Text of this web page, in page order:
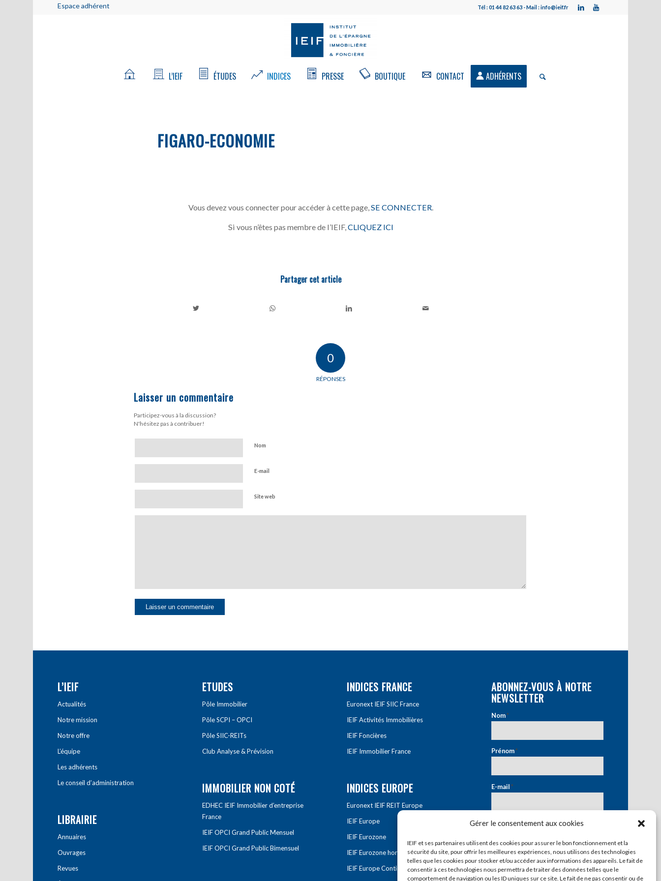
Gérer le consentement aux cookies
IEIF et ses partenaires utilisent des cookies pour assurer le bon fonctionnement et la
sécurité du site, pour offrir les meilleures expériences, nous utilisons des technologies
telles que les cookies pour stocker et/ou accéder aux informations des appareils. Le fait de
consentir à ces technologies nous permettra de traiter des données telles que le
comportement de navigation ou les ID uniques sur ce site. Le fait de ne pas consentir ou de
Espace adhérent Tél : 01 44 82 63 63 - Mail : info@ieif.fr
L’IEIF ÉTUDES INDICES PRESSE BOUTIQUE CONTACT ADHÉRENTS
FIGARO-ECONOMIE
Vous devez vous connecter pour accéder à cette page, SE CONNECTER
Si vous n’êtes pas membre de l’IEIF,CLIQUEZ ICI
Partager cet article
0
RÉPONSES
Laisser un commentaire
Participez-vous à la discussion?
N'hésitez pas à contribuer!
Nom
E-mail
Site web
L’IEIF
Actualités
Notre mission
Notre offre
L’équipe
Les adhérents
Le conseil d’administration
LIBRAIRIE
Annuaires
Ouvrages
Revues
ETUDES
Pôle Immobilier
Pôle SCPI – OPCI
Pôle SIIC-REITs
Club Analyse & Prévision
IMMOBILIER NON COTÉ
EDHEC IEIF Immobilier d’entreprise
France
IEIF OPCI Grand Public Mensuel
IEIF OPCI Grand Public Bimensuel
INDICES FRANCE
Euronext IEIF SIIC France
IEIF Activités Immobilières
IEIF Foncières
IEIF Immobilier France
INDICES EUROPE
Euronext IEIF REIT Europe
IEIF Europe
IEIF Eurozone
IEIF Eurozone hors France
IEIF Europe Continentale
ABONNEZ-VOUS À NOTRE
NEWSLETTER
Nom*
Prénom*
E-mail*